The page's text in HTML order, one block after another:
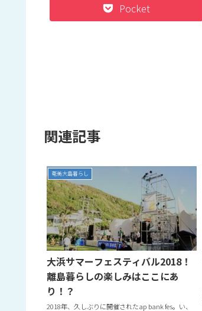
Pocket
関連記事
奄美大島暮らし
大浜サマーフェスティバル2018！
離島暮らしの楽しみはここにあ
り！？
2018年、久しぶりに開催されたap bank fes。い、